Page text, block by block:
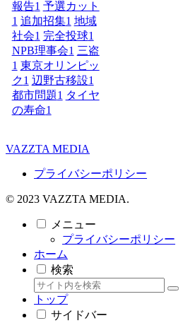
報告1 予選カット
1 追加招集1 地域
社会1 完全投球1
NPB理事会1 三盗
1 東京オリンピッ
ク1 辺野古移設1
都市問題1 タイヤ
の寿命1
VAZZTA MEDIA
プライバシーポリシー
© 2023 VAZZTA MEDIA.
メニュー
プライバシーポリシー
ホーム
検索
トップ
サイドバー